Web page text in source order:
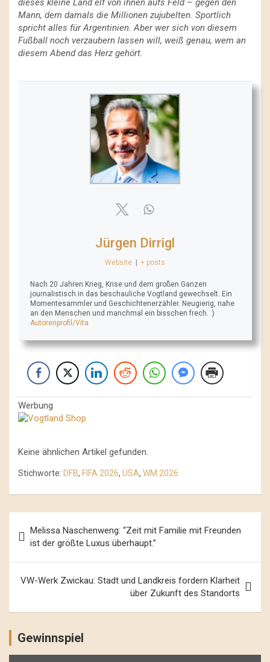
dieses kleine Land elf von ihnen aufs Feld – gegen den
Mann, dem damals die Millionen zujubelten. Sportlich
spricht alles für Argentinien. Aber wer sich von diesem
Fußball noch verzaubern lassen will, weiß genau, wem an
diesem Abend das Herz gehört.
Jürgen Dirrigl
Website | + posts
Nach 20 Jahren Krieg, Krise und dem großen Ganzen
journalistisch in das beschauliche Vogtland gewechselt. Ein
Momentesammler und Geschichtenerzähler. Neugierig, nahe
an den Menschen und manchmal ein bisschen frech. :)
Autorenprofil/Vita
Werbung
Keine ähnlichen Artikel gefunden.
Stichworte: DFB, FIFA 2026, USA, WM 2026
Navigation
Melissa Naschenweng: “Zeit mit Familie mit Freunden
ist der größte Luxus überhaupt.”
VW-Werk Zwickau: Stadt und Landkreis fordern Klarheit
über Zukunft des Standorts
Gewinnspiel